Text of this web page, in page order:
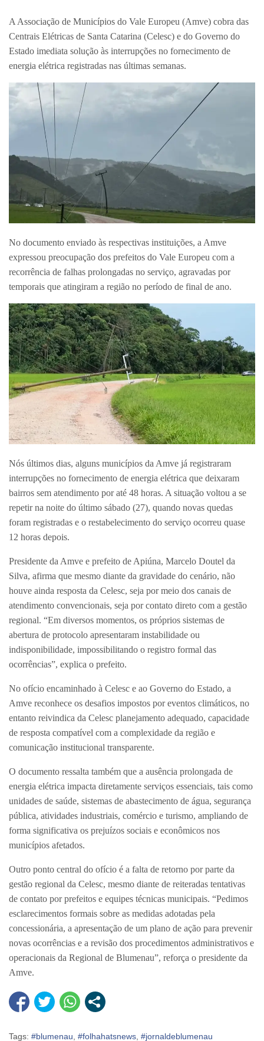
A Associação de Municípios do Vale Europeu (Amve) cobra das
Centrais Elétricas de Santa Catarina (Celesc) e do Governo do
Estado imediata solução às interrupções no fornecimento de
energia elétrica registradas nas últimas semanas.
No documento enviado às respectivas instituições, a Amve
expressou preocupação dos prefeitos do Vale Europeu com a
recorrência de falhas prolongadas no serviço, agravadas por
temporais que atingiram a região no período de final de ano.
Nós últimos dias, alguns municípios da Amve já registraram
interrupções no fornecimento de energia elétrica que deixaram
bairros sem atendimento por até 48 horas. A situação voltou a se
repetir na noite do último sábado (27), quando novas quedas
foram registradas e o restabelecimento do serviço ocorreu quase
12 horas depois.
Presidente da Amve e prefeito de Apiúna, Marcelo Doutel da
Silva, afirma que mesmo diante da gravidade do cenário, não
houve ainda resposta da Celesc, seja por meio dos canais de
atendimento convencionais, seja por contato direto com a gestão
regional. “Em diversos momentos, os próprios sistemas de
abertura de protocolo apresentaram instabilidade ou
indisponibilidade, impossibilitando o registro formal das
ocorrências”, explica o prefeito.
No ofício encaminhado à Celesc e ao Governo do Estado, a
Amve reconhece os desafios impostos por eventos climáticos, no
entanto reivindica da Celesc planejamento adequado, capacidade
de resposta compatível com a complexidade da região e
comunicação institucional transparente.
O documento ressalta também que a ausência prolongada de
energia elétrica impacta diretamente serviços essenciais, tais como
unidades de saúde, sistemas de abastecimento de água, segurança
pública, atividades industriais, comércio e turismo, ampliando de
forma significativa os prejuízos sociais e econômicos nos
municípios afetados.
Outro ponto central do ofício é a falta de retorno por parte da
gestão regional da Celesc, mesmo diante de reiteradas tentativas
de contato por prefeitos e equipes técnicas municipais. “Pedimos
esclarecimentos formais sobre as medidas adotadas pela
concessionária, a apresentação de um plano de ação para prevenir
novas ocorrências e a revisão dos procedimentos administrativos e
operacionais da Regional de Blumenau”, reforça o presidente da
Amve.
Tags: #blumenau #folhahatsnews #jornaldeblumenau